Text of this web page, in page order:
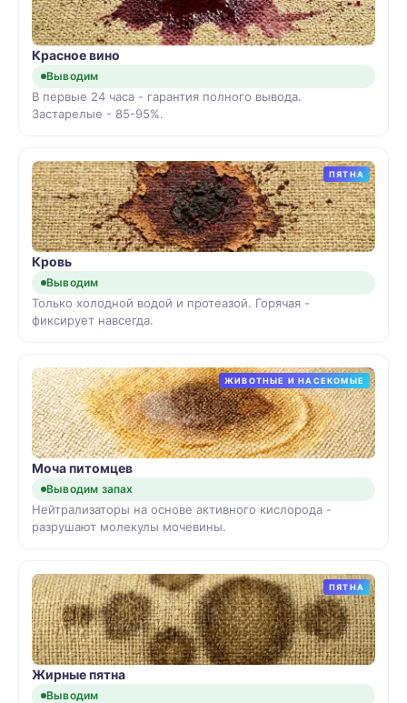
Красное вино
Выводим
В первые 24 часа - гарантия полного вывода.
Застарелые - 85-95%.
ПЯТНА
Кровь
Выводим
Только холодной водой и протеазой. Горячая -
фиксирует навсегда.
ЖИВОТНЫЕ И НАСЕКОМЫЕ
Моча питомцев
Выводим запах
Нейтрализаторы на основе активного кислорода -
разрушают молекулы мочевины.
ПЯТНА
Жирные пятна
Выводим